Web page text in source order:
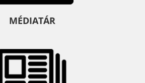
MÉDIATÁR